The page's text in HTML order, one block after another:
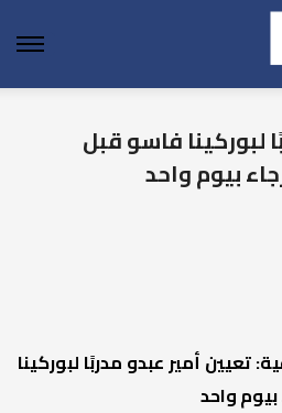
لبوركينا فاسو قبل
بيوم واحد
تعيين أمير عبدو مدربًا لبوركينا
واحد